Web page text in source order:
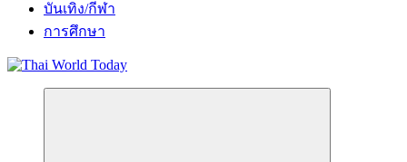
บันเทิง/กีฬา
การศึกษา